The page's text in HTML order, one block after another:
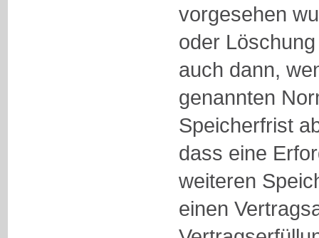
vorgesehen
oder
auch dann,
genannten
Speicherfrist
dass eine
weiteren
einen